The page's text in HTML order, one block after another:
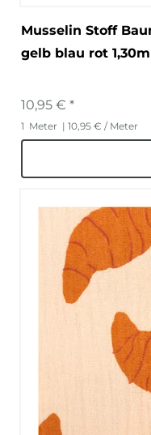
Musselin Stoff
gelb blau rot
10,95 € *
1 Meter | 10,95 € / Meter